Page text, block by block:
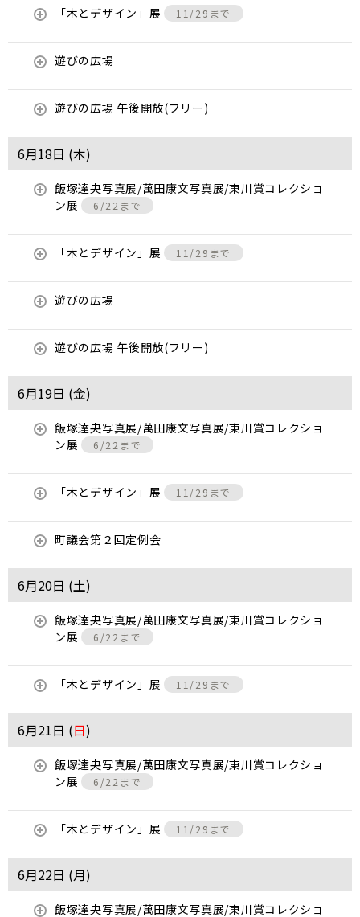
「木とデザイン」展 11/29まで
遊びの広場
遊びの広場 午後開放(フリー)
6月18日 (木)
飯塚達央写真展/萬田康文写真展/東川賞コレクショ
ン展
6/22まで
「木とデザイン」展 11/29まで
遊びの広場
遊びの広場 午後開放(フリー)
6月19日 (金)
飯塚達央写真展/萬田康文写真展/東川賞コレクショ
ン展
6/22まで
「木とデザイン」展 11/29まで
町議会第２回定例会
6月20日 (土)
飯塚達央写真展/萬田康文写真展/東川賞コレクショ
ン展
6/22まで
「木とデザイン」展 11/29まで
6月21日 (日)
飯塚達央写真展/萬田康文写真展/東川賞コレクショ
ン展
6/22まで
「木とデザイン」展 11/29まで
6月22日 (月)
飯塚達央写真展/萬田康文写真展/東川賞コレクショ